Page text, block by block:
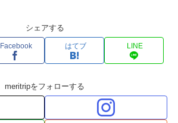
シェアする
Facebook はてブ LINE
meritripをフォローする